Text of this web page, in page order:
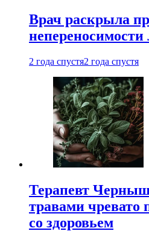
Врач раскрыла
непереносимости
2 года спустя2 года спустя
Терапевт
травами чревато
со здоровьем